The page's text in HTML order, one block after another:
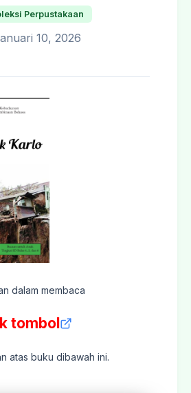
Perpustakaan
10, 2026
dalam membaca
tombol
atas buku dibawah ini.